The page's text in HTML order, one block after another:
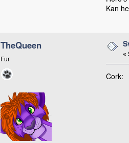
Kan
TheQueen
Fur
«
Cork: